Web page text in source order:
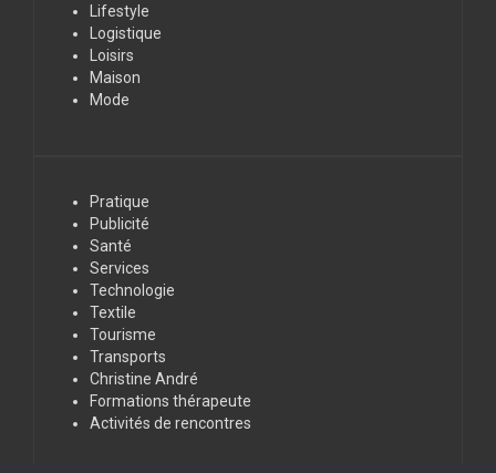
Lifestyle
Logistique
Loisirs
Maison
Mode
Pratique
Publicité
Santé
Services
Technologie
Textile
Tourisme
Transports
Christine André
Formations thérapeute
Activités de rencontres